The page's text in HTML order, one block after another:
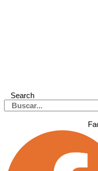
Search